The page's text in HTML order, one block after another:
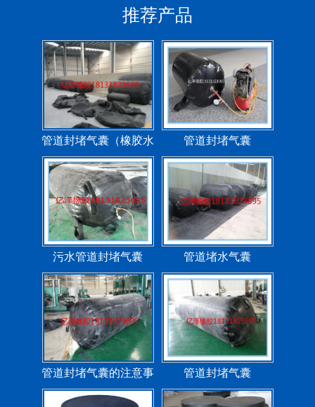
推荐产品
管道封堵气囊（橡胶水
堵）
管道封堵气囊
污水管道封堵气囊 管道堵水气囊
管道封堵气囊的注意事
项
管道封堵气囊